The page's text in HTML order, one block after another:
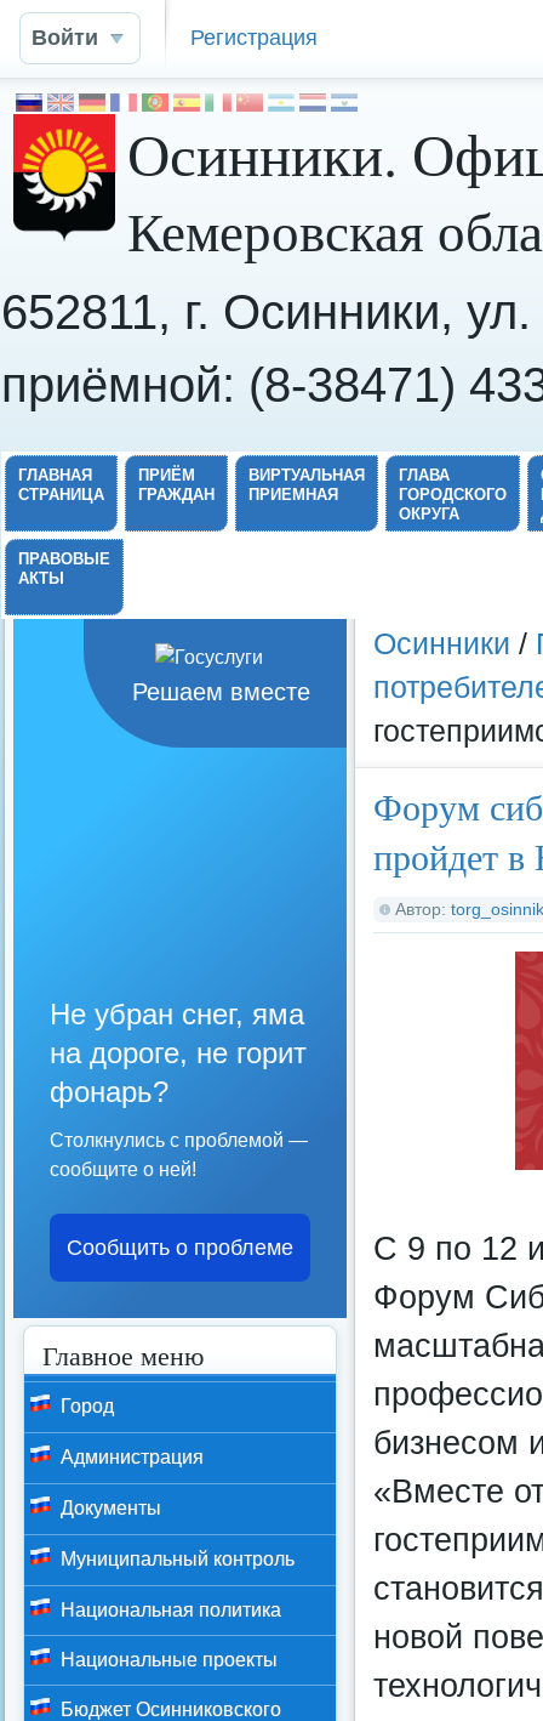
Войти Регистрация
Осинники.
Кемеровская
652811, г. Осинники,
приёмной: (8-38471)
ГЛАВНАЯ
СТРАНИЦА
ПРИЁМ
ГРАЖДАН
ВИРТУАЛЬНАЯ
ПРИЕМНАЯ
ГЛАВА
ГОРОДСКОГО
ОКРУГА
ПРАВОВЫЕ
АКТЫ
Осинники /
Форум
пройдет в
Автор:
С 9 по 12
Форум
бизнесом
«Вместе
новой
Решаем вместе
Не убран снег, яма
на дороге, не горит
фонарь?
Столкнулись с проблемой —
сообщите о ней!
Сообщить о проблеме
Главное меню
Город
Администрация
Документы
Муниципальный контроль
Национальная политика
Национальные проекты
Бюджет Осинниковского